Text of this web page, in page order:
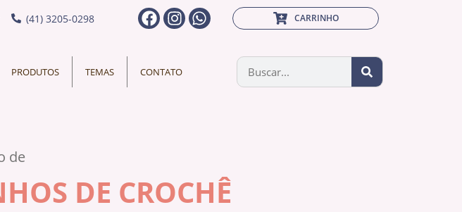
(41) 3205-0298 CARRINHO
PRODUTOS TEMAS CONTATO
de
DE CROCHÊ